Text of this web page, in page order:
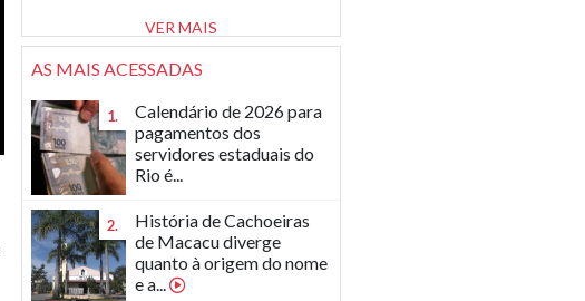
VER MAIS
AS MAIS ACESSADAS
1.
Calendário de 2026 para
pagamentos dos
servidores estaduais do
Rio é...
2.
História de Cachoeiras
de Macacu diverge
quanto à origem do nome
e a...